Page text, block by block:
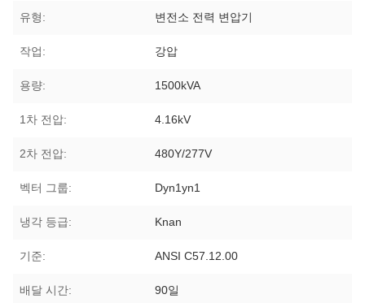
유형: 변전소 전력 변압기
작업: 강압
용량: 1500kVA
1차 전압: 4.16kV
2차 전압: 480Y/277V
벡터 그룹: Dyn1yn1
냉각 등급: Knan
기준: ANSI C57.12.00
배달 시간: 90일